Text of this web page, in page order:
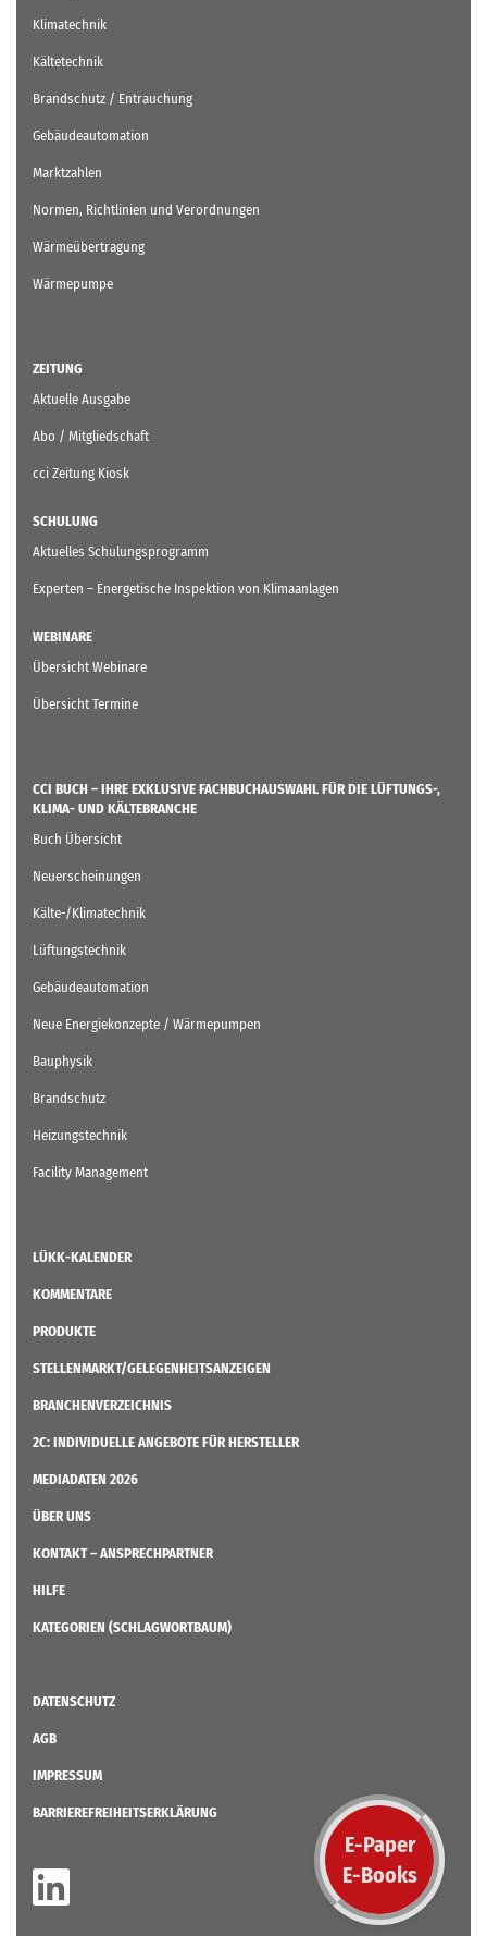
Klimatechnik
Kältetechnik
Brandschutz / Entrauchung
Gebäudeautomation
Marktzahlen
Normen, Richtlinien und Verordnungen
Wärmeübertragung
Wärmepumpe
ZEITUNG
Aktuelle Ausgabe
Abo / Mitgliedschaft
cci Zeitung Kiosk
SCHULUNG
Aktuelles Schulungsprogramm
Experten – Energetische Inspektion von Klimaanlagen
WEBINARE
Übersicht Webinare
Übersicht Termine
CCI BUCH – IHRE EXKLUSIVE FACHBUCHAUSWAHL FÜR DIE LÜFTUNGS-,
KLIMA- UND KÄLTEBRANCHE
Buch Übersicht
Neuerscheinungen
Kälte-/Klimatechnik
Lüftungstechnik
Gebäudeautomation
Neue Energiekonzepte / Wärmepumpen
Bauphysik
Brandschutz
Heizungstechnik
Facility Management
LÜKK-KALENDER
KOMMENTARE
PRODUKTE
STELLENMARKT/GELEGENHEITSANZEIGEN
BRANCHENVERZEICHNIS
2C: INDIVIDUELLE ANGEBOTE FÜR HERSTELLER
MEDIADATEN 2026
ÜBER UNS
KONTAKT – ANSPRECHPARTNER
HILFE
KATEGORIEN (SCHLAGWORTBAUM)
DATENSCHUTZ
AGB
IMPRESSUM
BARRIEREFREIHEITSERKLÄRUNG
E-Paper
E-Books